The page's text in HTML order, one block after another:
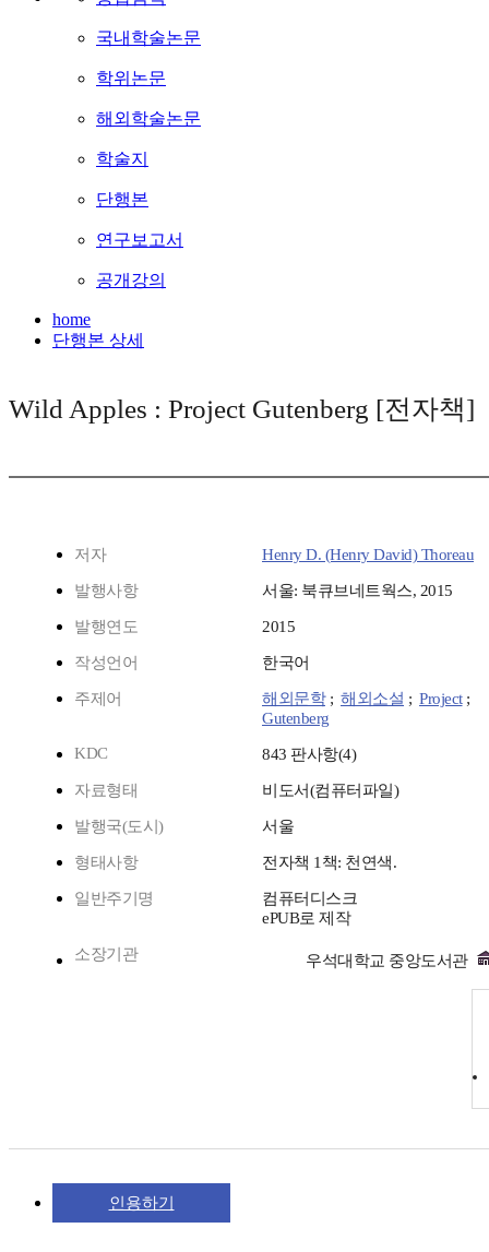
국내학술논문
학위논문
해외학술논문
학술지
단행본
연구보고서
공개강의
home
단행본 상세
Wild Apples : Project Gutenberg [전자책]
저자 Henry D. (Henry David) Thoreau
발행사항 서울: 북큐브네트웍스, 2015
발행연도 2015
작성언어 한국어
주제어 해외문학; 해외소설 ; Project;
Gutenberg
KDC
843 판사항(4)
자료형태 비도서(컴퓨터파일)
발행국(도시) 서울
형태사항 전자책 1책: 천연색.
일반주기명
컴퓨터디스크
ePUB로 제작
소장기관 우석대학교 중앙도서관
인용하기